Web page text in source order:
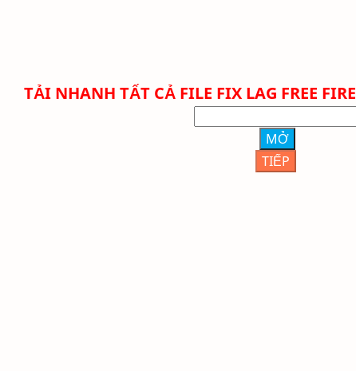
TẢI NHANH TẤT CẢ FILE FIX LAG FREE FIRE
MỞ
TIẾP